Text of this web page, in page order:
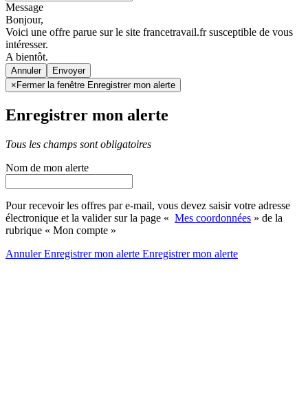
Message
Bonjour,
Voici une offre parue sur le site francetravail.fr susceptible de vous
intéresser.
A bientôt.
Annuler
× Fermer la fenêtre Enregistrer mon alerte
Enregistrer mon alerte
Tous les champs sont obligatoires
Nom de mon alerte
Pour recevoir les offres par e-mail, vous devez saisir votre adresse
électronique et la valider sur la page « Mes coordonnées » de la
rubrique « Mon compte »
AnnulerEnregistrer mon alerte Enregistrermon alerte